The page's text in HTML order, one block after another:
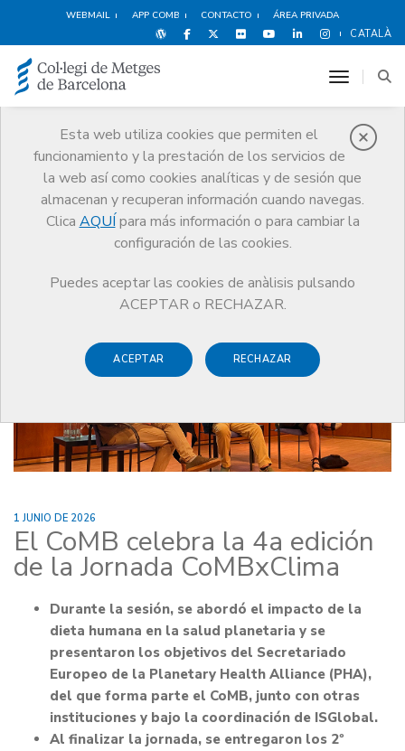
WEBMAIL APP COMB CONTACTO ÁREA PRIVADA
CATALÀ
Esta web utiliza cookies que permiten el
funcionamiento y la prestación de los servicios de
la web así como cookies analíticas y de sesión que
almacenan y recuperan información cuando navegas.
Clica AQUÍ para más información o para cambiar la
configuración de las cookies.
Puedes aceptar las cookies de anàlisis pulsando
ACEPTAR o RECHAZAR.
ACEPTAR RECHAZAR
toggle
Noticias
Comunicación
Noticias
El CoMB celebra la 4a edición de la Jornada CoMBxClima
1 JUNIO DE 2026
El CoMB celebra la 4a edición
de la Jornada CoMBxClima
Durante la sesión, se abordó el impacto de la
dieta humana en la salud planetaria y se
presentaron los objetivos del Secretariado
Europeo de la Planetary Health Alliance (PHA),
del que forma parte el CoMB, junto con otras
instituciones y bajo la coordinación de ISGlobal.
Al finalizar la jornada, se entregaron los 2º